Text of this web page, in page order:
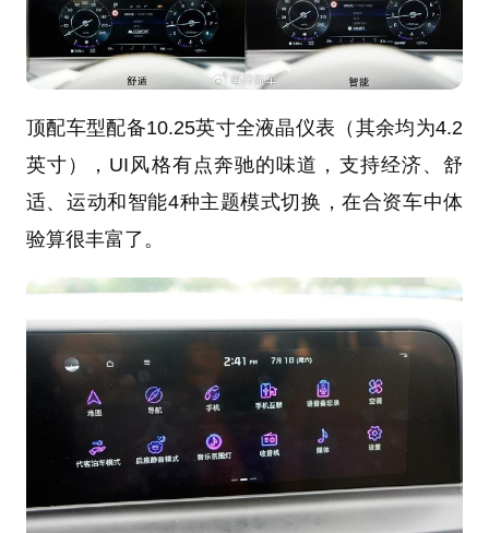
顶配车型配备10.25英寸全液晶仪表（其余均为4.2
英寸），UI风格有点奔驰的味道，支持经济、舒
适、运动和智能4种主题模式切换，在合资车中体
验算很丰富了。